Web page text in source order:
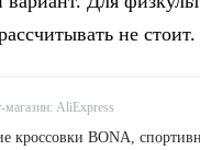
не стоит.
магазин: AliExpress
кроссовки BONA,